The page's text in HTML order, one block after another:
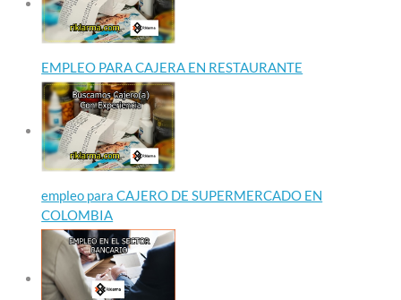
EMPLEO PARA CAJERA EN RESTAURANTE
empleo para CAJERO DE SUPERMERCADO EN
COLOMBIA